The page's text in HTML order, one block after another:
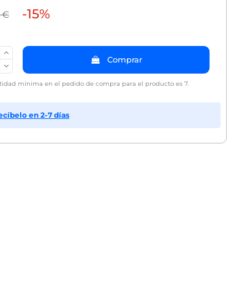
€ -15%
Comprar
mínima en el pedido de compra para el producto es 7.
en 2-7 días